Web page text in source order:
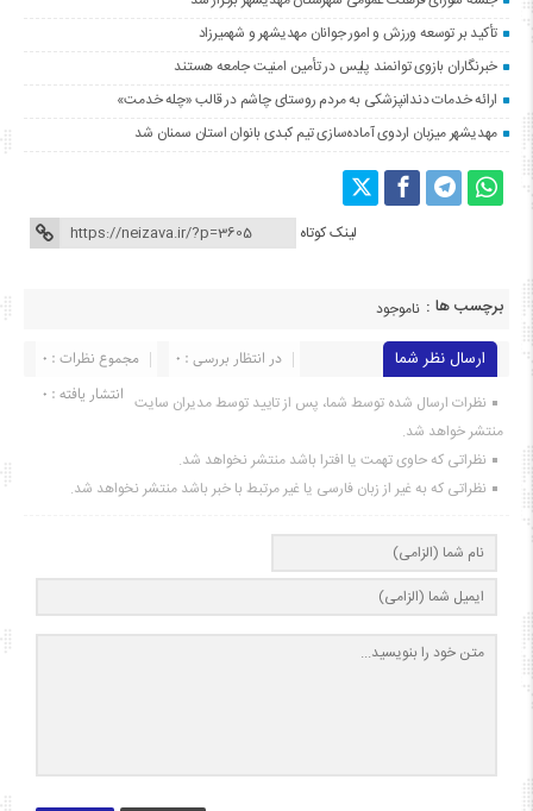
تأکید بر توسعه ورزش و امور جوانان مهدیشهر و شهمیرزاد
خبرنگاران بازوی توانمند پلیس در تأمین امنیت جامعه هستند
ارائه خدمات دندانپزشکی به مردم روستای چاشم در قالب «چله خدمت»
مهدیشهر میزبان اردوی آماده‌سازی تیم کبدی بانوان استان سمنان شد
لینک کوتاه
برچسب ها : ناموجود
ارسال نظر شما مجموع نظرات : 0
در انتظار بررسی : 0
انتشار یافته : ۰ نظرات ارسال شده توسط شما، پس از تایید توسط مدیران سایت
منتشر خواهد شد.
نظراتی که حاوی تهمت یا افترا باشد منتشر نخواهد شد.
نظراتی که به غیر از زبان فارسی یا غیر مرتبط با خبر باشد منتشر نخواهد شد.